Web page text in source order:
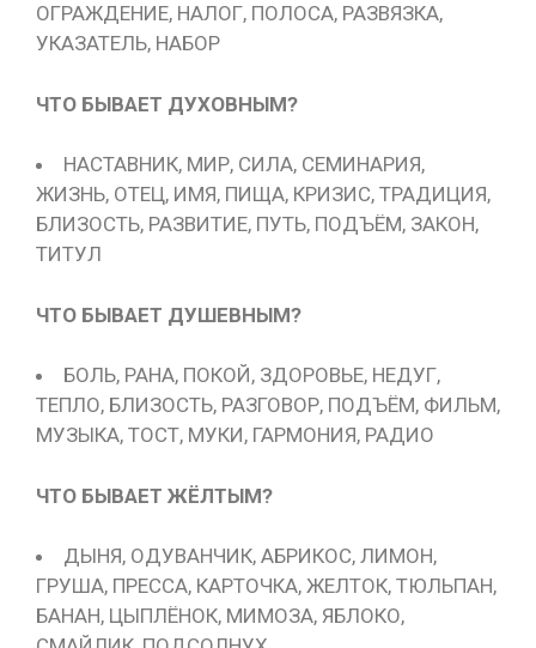
ОГРАЖДЕНИЕ, НАЛОГ, ПОЛОСА, РАЗВЯЗКА,
УКАЗАТЕЛЬ, НАБОР
ЧТО БЫВАЕТ ДУХОВНЫМ?
НАСТАВНИК, МИР, СИЛА, СЕМИНАРИЯ,
ЖИЗНЬ, ОТЕЦ, ИМЯ, ПИЩА, КРИЗИС, ТРАДИЦИЯ,
БЛИЗОСТЬ, РАЗВИТИЕ, ПУТЬ, ПОДЪЁМ, ЗАКОН,
ТИТУЛ
ЧТО БЫВАЕТ ДУШЕВНЫМ?
БОЛЬ, РАНА, ПОКОЙ, ЗДОРОВЬЕ, НЕДУГ,
ТЕПЛО, БЛИЗОСТЬ, РАЗГОВОР, ПОДЪЁМ, ФИЛЬМ,
МУЗЫКА, ТОСТ, МУКИ, ГАРМОНИЯ, РАДИО
ЧТО БЫВАЕТ ЖЁЛТЫМ?
ДЫНЯ, ОДУВАНЧИК, АБРИКОС, ЛИМОН,
ГРУША, ПРЕССА, КАРТОЧКА, ЖЕЛТОК, ТЮЛЬПАН,
БАНАН, ЦЫПЛЁНОК, МИМОЗА, ЯБЛОКО,